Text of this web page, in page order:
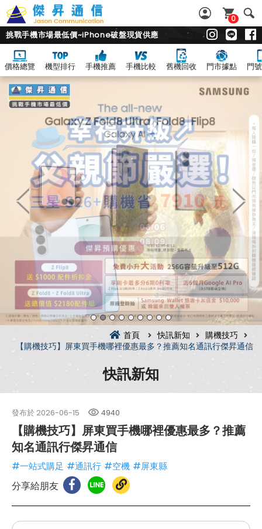
0
挑戰手機市場最低價~iPhone破盤現貨供應
價格總覽 機型排行 手機推薦 手機比較 舊機回收 門市據點 門
首頁 快訊新知
購機技巧
【購機技巧】屏東買手機哪裡優惠最多？推薦知名通訊行傑昇通信
快訊新知
發布於 2026-06-15 4940
【購機技巧】屏東買手機哪裡優惠最多？推薦
知名通訊行傑昇通信
#一站式購足 #通訊行 #空機 #屏東縣
分享給朋友